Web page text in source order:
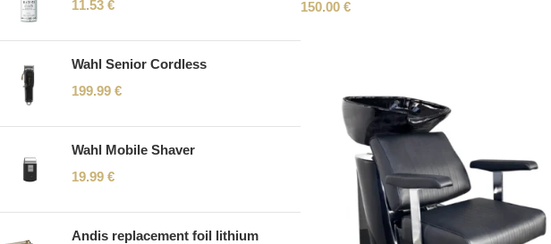
11.53 €
Wahl Senior Cordless
199.99 €
Wahl Mobile Shaver
19.99 €
Andis replacement foil lithium
150.00 €